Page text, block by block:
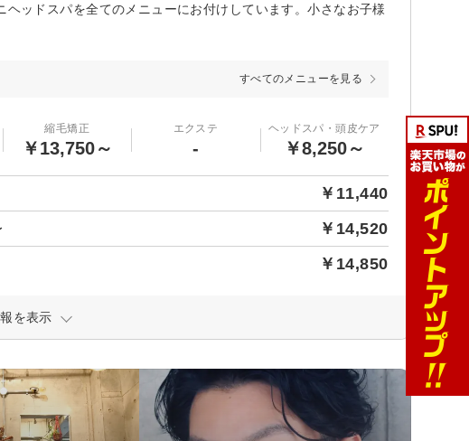
ッドスパを全てのメニューにお付けしています。小さなお子様
すべてのメニューを見る
縮毛矯正
￥13,750～
エクステ
-
ヘッドスパ・頭皮ケア
￥8,250～
￥11,440
￥14,520
￥14,850
を表示